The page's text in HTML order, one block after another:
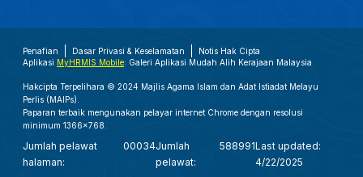
Penafian Dasar Privasi & Keselamatan
Notis Hak Cipta
Aplikasi MyHRMIS Mobile: Galeri Aplikasi Mudah Alih Kerajaan Malaysia
Hakcipta Terpelihara © 2024 Majlis Agama Islam dan Adat Istiadat Melayu
Perlis (MAIPs).
Paparan terbaik mengunakan pelayar internet Chrome dengan resolusi
minimum 1366x768.
Jumlah pelawat
halaman:
00034Jumlah
pelawat:
588991Last updated:
4/22/2025